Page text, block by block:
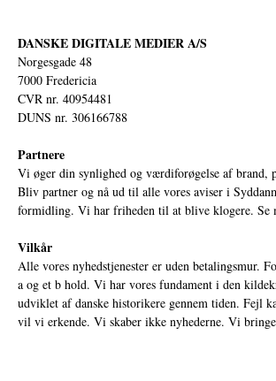
DANSKE DIGITALE MEDIER A/S
Norgesgade 48
7000 Fredericia
CVR nr. 40954481
DUNS nr. 306166788
Partnere
Vi øger din synlighed og værdiforøgelse af brand,
Bliv partner og nå ud til alle vores aviser i
formidling. Vi har friheden til at blive klogere. Se
Vilkår
Alle vores nyhedstjenester er uden betalingsmur.
a og et b hold. Vi har vores fundament i den
udviklet af danske historikere gennem tiden. Fejl
vil vi erkende. Vi skaber ikke nyhederne. Vi